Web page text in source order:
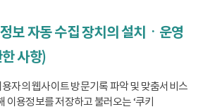
보 자동 수집 장치의 설치ㆍ운영
사항)
자의 웹사이트 방문기록 파악 및 맞춤서비스
이용정보를 저장하고 불러오는 ‘쿠키